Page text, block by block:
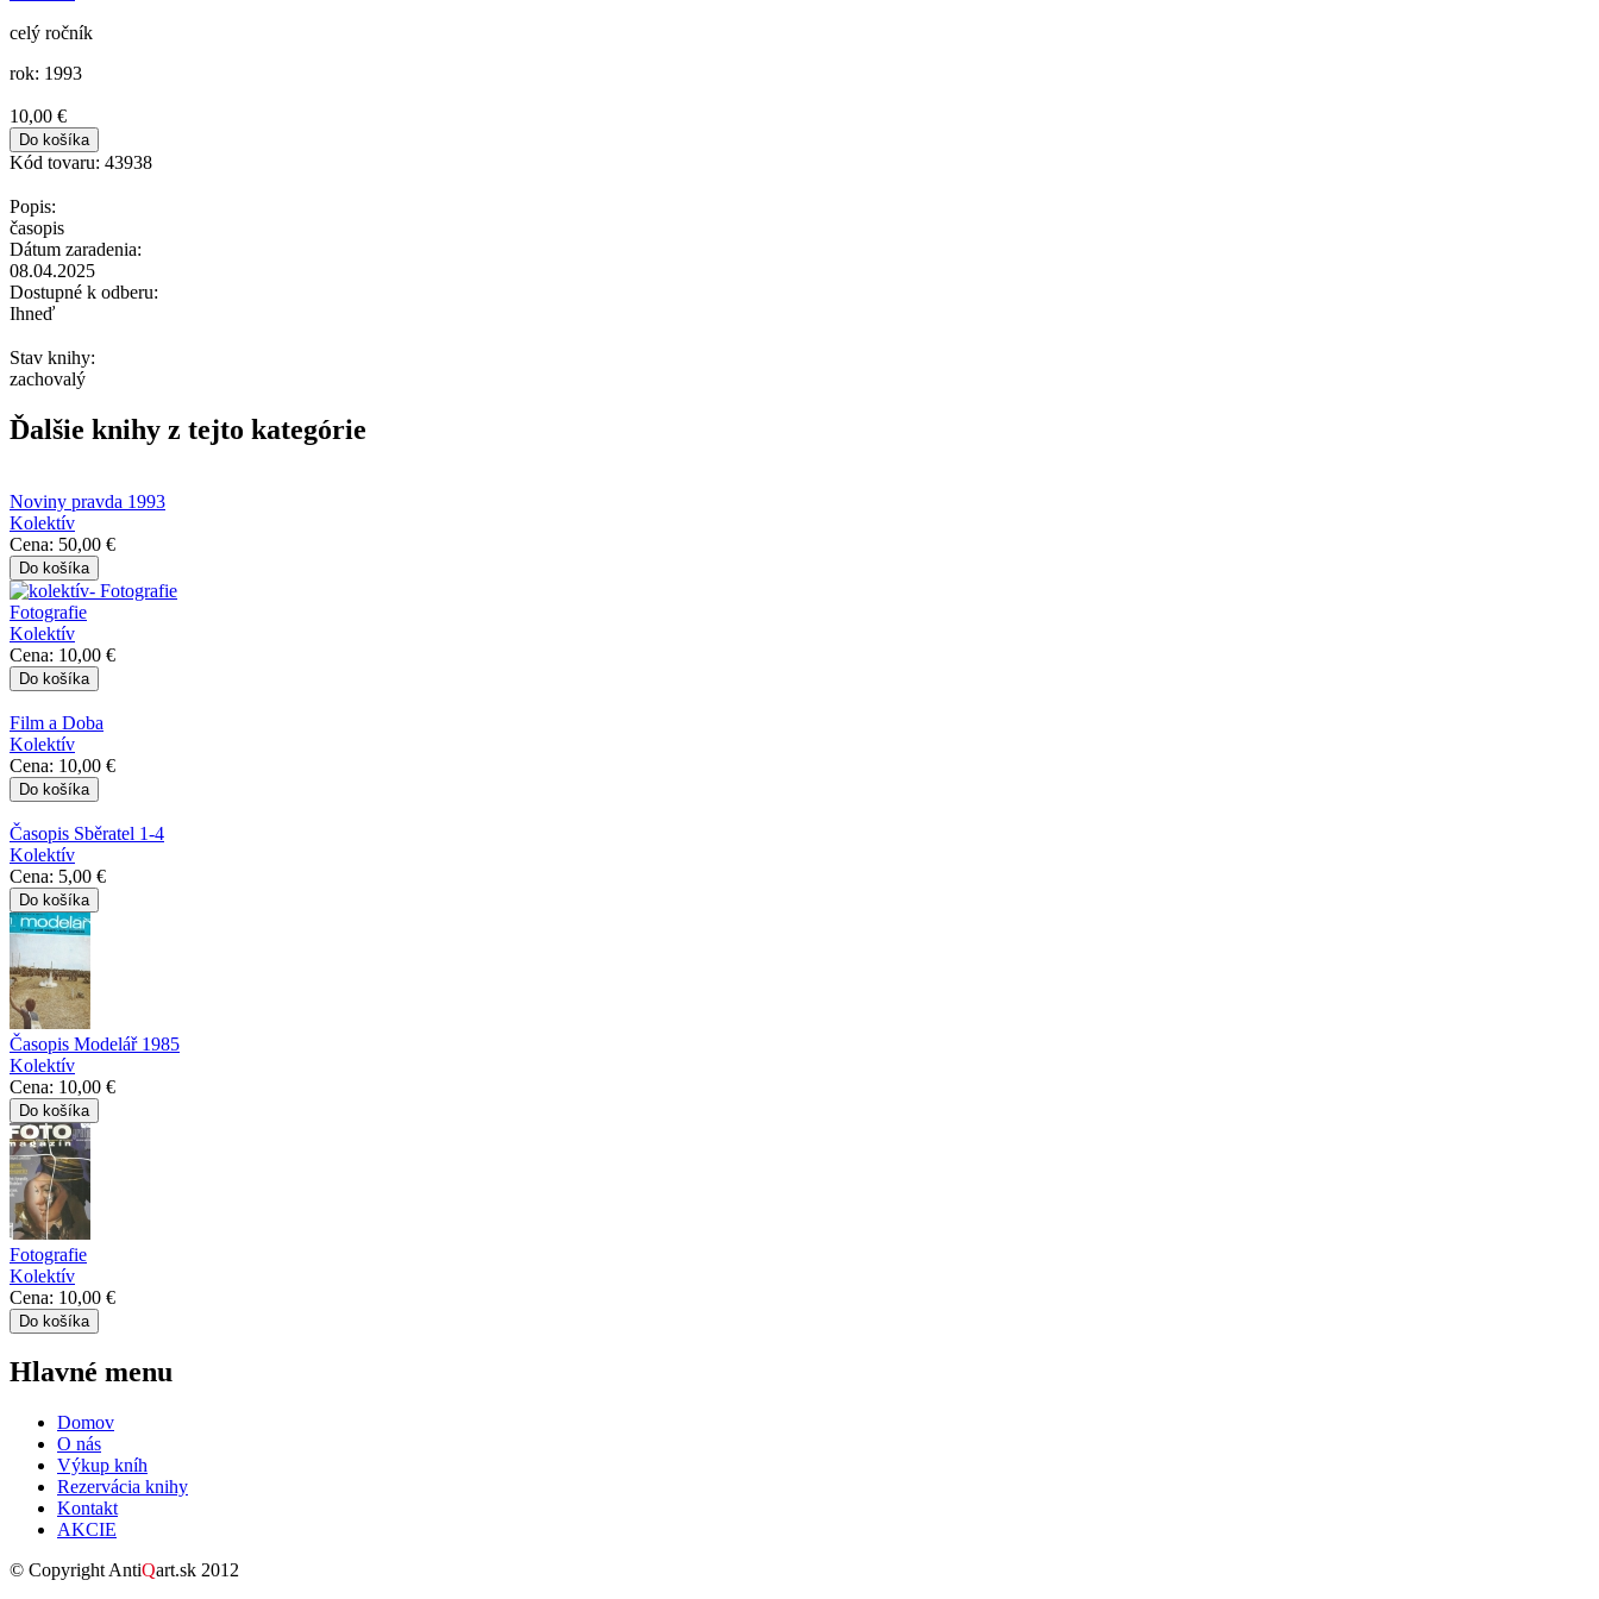
celý ročník
rok: 1993
10,00 €
Kód tovaru: 43938
Popis:
časopis
Dátum zaradenia:
08.04.2025
Dostupné k odberu:
Ihneď
Stav knihy:
zachovalý
Ďalšie knihy z tejto kategórie
Noviny pravda 1993
Kolektív
Cena: 50,00 €
Fotografie
Kolektív
Cena: 10,00 €
Film a Doba
Kolektív
Cena: 10,00 €
Časopis Sběratel 1-4
Kolektív
Cena: 5,00 €
Časopis Modelář 1985
Kolektív
Cena: 10,00 €
Fotografie
Kolektív
Cena: 10,00 €
Hlavné menu
Domov
O nás
Výkup kníh
Rezervácia knihy
Kontakt
AKCIE
© Copyright AntiQart.sk 2012